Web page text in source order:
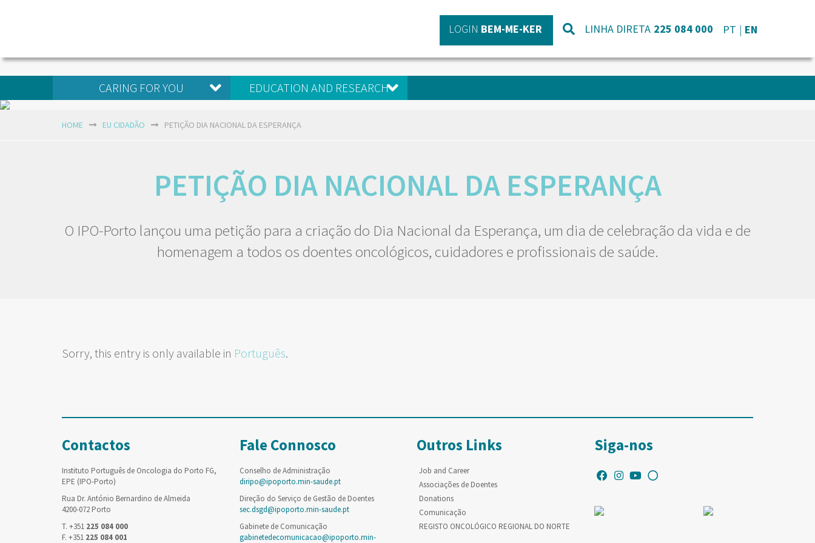
LOGIN BEM-ME-KER LINHA DIRETA 225 084 000 PT EN
CARING FOR YOU EDUCATION AND RESEARCH
HOME EU CIDADÃO PETIÇÃO DIA NACIONAL DA ESPERANÇA
PETIÇÃO DIA NACIONAL DA ESPERANÇA
O IPO-Porto lançou uma petição para a criação do Dia Nacional da Esperança, um dia de celebração da vida e de
homenagem a todos os doentes oncológicos, cuidadores e profissionais de saúde.
Sorry, this entry is only available in Português.
Contactos
Instituto Português de Oncologia do Porto FG,
EPE (IPO-Porto)
Rua Dr. António Bernardino de Almeida
4200-072 Porto
T. +351 225 084 000
F. +351 225 084 001
Fale Connosco
Conselho de Administração
diripo@ipoporto.min-saude.pt
Direção do Serviço de Gestão de Doentes
sec.dsgd@ipoporto.min-saude.pt
Gabinete de Comunicação
gabinetedecomunicacao@ipoporto.min-
Outros Links
Job and Career
Associações de Doentes
Donations
Comunicação
REGISTO ONCOLÓGICO REGIONAL DO NORTE
Siga-nos